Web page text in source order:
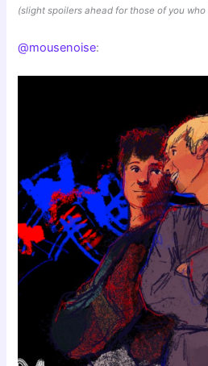
(slight spoilers ahead for those of you
@mousenoise: